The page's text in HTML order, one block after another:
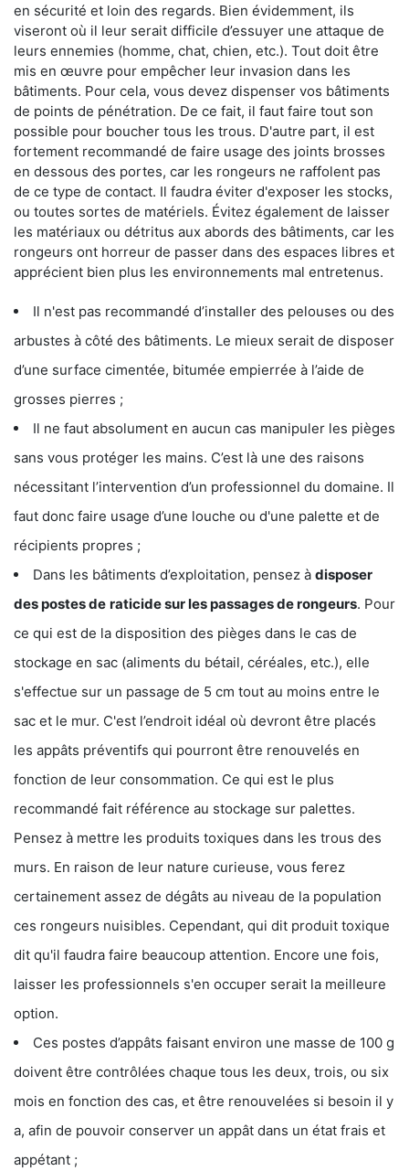
en sécurité et loin des regards. Bien évidemment, ils
viseront où il leur serait difficile d’essuyer une attaque de
leurs ennemies (homme, chat, chien, etc.). Tout doit être
mis en œuvre pour empêcher leur invasion dans les
bâtiments. Pour cela, vous devez dispenser vos bâtiments
de points de pénétration. De ce fait, il faut faire tout son
possible pour boucher tous les trous. D'autre part, il est
fortement recommandé de faire usage des joints brosses
en dessous des portes, car les rongeurs ne raffolent pas
de ce type de contact. Il faudra éviter d'exposer les stocks,
ou toutes sortes de matériels. Évitez également de laisser
les matériaux ou détritus aux abords des bâtiments, car les
rongeurs ont horreur de passer dans des espaces libres et
apprécient bien plus les environnements mal entretenus.
Il n'est pas recommandé d’installer des pelouses ou des
arbustes à côté des bâtiments. Le mieux serait de disposer
d’une surface cimentée, bitumée empierrée à l’aide de
grosses pierres ;
Il ne faut absolument en aucun cas manipuler les pièges
sans vous protéger les mains. C’est là une des raisons
nécessitant l’intervention d’un professionnel du domaine. Il
faut donc faire usage d’une louche ou d'une palette et de
récipients propres ;
Dans les bâtiments d’exploitation, pensez à disposer
des postes de raticide sur les passages de rongeurs. Pour
ce qui est de la disposition des pièges dans le cas de
stockage en sac (aliments du bétail, céréales, etc.), elle
s'effectue sur un passage de 5 cm tout au moins entre le
sac et le mur. C'est l’endroit idéal où devront être placés
les appâts préventifs qui pourront être renouvelés en
fonction de leur consommation. Ce qui est le plus
recommandé fait référence au stockage sur palettes.
Pensez à mettre les produits toxiques dans les trous des
murs. En raison de leur nature curieuse, vous ferez
certainement assez de dégâts au niveau de la population
ces rongeurs nuisibles. Cependant, qui dit produit toxique
dit qu'il faudra faire beaucoup attention. Encore une fois,
laisser les professionnels s'en occuper serait la meilleure
option.
Ces postes d’appâts faisant environ une masse de 100 g
doivent être contrôlées chaque tous les deux, trois, ou six
mois en fonction des cas, et être renouvelées si besoin il y
a, afin de pouvoir conserver un appât dans un état frais et
appétant ;